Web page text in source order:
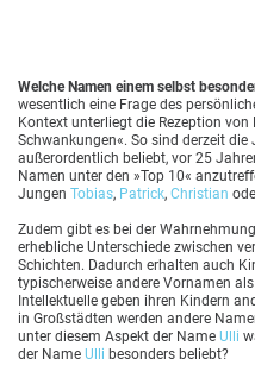
Welche Namen einem selbst
wesentlich eine Frage des
Kontext unterliegt die Rezeption
Schwankungen«. So sind derzeit die
außerordentlich beliebt, vor 25
Namen unter den »Top 10«
Jungen Tobias, Patrick, Christian
Zudem gibt es bei der
erhebliche Unterschiede zwischen
Schichten. Dadurch erhalten auch
typischerweise andere Vornamen
Intellektuelle geben ihren Kindern
in Großstädten werden andere
unter diesem Aspekt der Name Ulli
der Name Ulli besonders beliebt?